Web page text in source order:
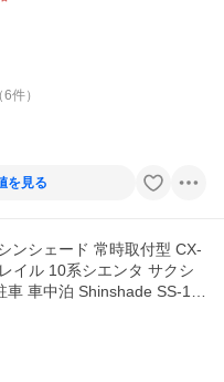
6件）
を見る
ンシェード 常時取付型 CX-
イル 10系シエンタ サクシ
車中泊 Shinshade SS-11